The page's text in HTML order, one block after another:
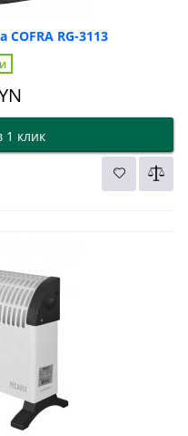
RG-3113
1 клик